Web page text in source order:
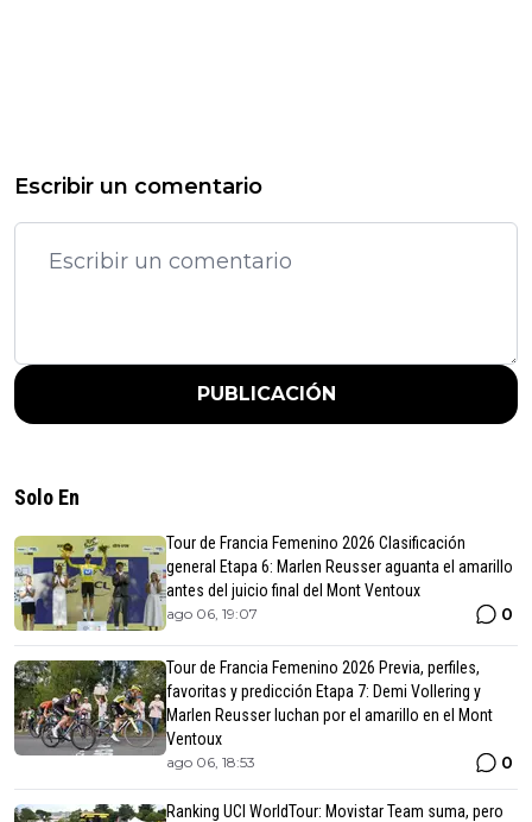
Escribir un comentario
PUBLICACIÓN
Solo En
Tour de Francia Femenino 2026 Clasificación
general Etapa 6: Marlen Reusser aguanta el amarillo
antes del juicio final del Mont Ventoux
ago 06, 19:07 0
Tour de Francia Femenino 2026 Previa, perfiles,
favoritas y predicción Etapa 7: Demi Vollering y
Marlen Reusser luchan por el amarillo en el Mont
Ventoux
ago 06, 18:53 0
Ranking UCI WorldTour: Movistar Team suma, pero